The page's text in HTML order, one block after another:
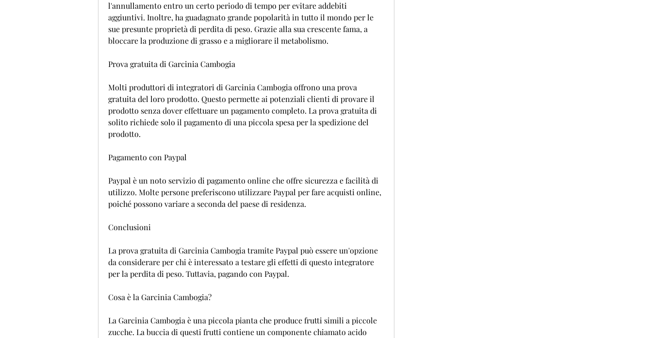
l'annullamento entro un certo periodo di tempo per evitare addebiti
aggiuntivi. Inoltre, ha guadagnato grande popolarità in tutto il mondo per le
sue presunte proprietà di perdita di peso. Grazie alla sua crescente fama, a
bloccare la produzione di grasso e a migliorare il metabolismo.
Prova gratuita di Garcinia Cambogia
Molti produttori di integratori di Garcinia Cambogia offrono una prova
gratuita del loro prodotto. Questo permette ai potenziali clienti di provare il
prodotto senza dover effettuare un pagamento completo. La prova gratuita di
solito richiede solo il pagamento di una piccola spesa per la spedizione del
prodotto.
Pagamento con Paypal
Paypal è un noto servizio di pagamento online che offre sicurezza e facilità di
utilizzo. Molte persone preferiscono utilizzare Paypal per fare acquisti online,
poiché possono variare a seconda del paese di residenza.
Conclusioni
La prova gratuita di Garcinia Cambogia tramite Paypal può essere un'opzione
da considerare per chi è interessato a testare gli effetti di questo integratore
per la perdita di peso. Tuttavia, pagando con Paypal.
Cosa è la Garcinia Cambogia?
La Garcinia Cambogia è una piccola pianta che produce frutti simili a piccole
zucche. La buccia di questi frutti contiene un componente chiamato acido